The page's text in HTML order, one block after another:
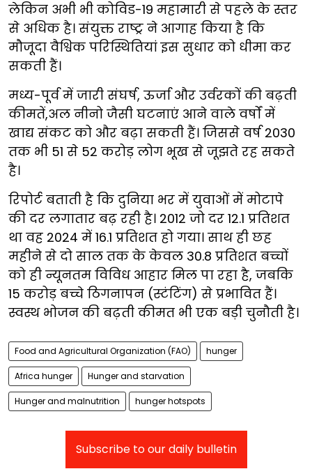
लेकिन अभी भी कोविड-19 महामारी से पहले के स्तर
से अधिक है। संयुक्त राष्ट्र ने आगाह किया है कि
मौजूदा वैश्विक परिस्थितियां इस सुधार को धीमा कर
सकती हैं।
मध्य-पूर्व में जारी संघर्ष, ऊर्जा और उर्वरकों की बढ़ती
कीमतें,अल नीनो जैसी घटनाएं आने वाले वर्षों में
खाद्य संकट को और बढ़ा सकती हैं। जिससे वर्ष 2030
तक भी 51 से 52 करोड़ लोग भूख से जूझते रह सकते
है।
रिपोर्ट बताती है कि दुनिया भर में युवाओं में मोटापे
की दर लगातार बढ़ रही है। 2012 जो दर 12.1 प्रतिशत
था वह 2024 में 16.1 प्रतिशत हो गया। साथ ही छह
महीने से दो साल तक के केवल 30.8 प्रतिशत बच्चों
को ही न्यूनतम विविध आहार मिल पा रहा है, जबकि
15 करोड़ बच्चे ठिगनापन (स्टंटिंग) से प्रभावित हैं।
स्वस्थ भोजन की बढ़ती कीमत भी एक बड़ी चुनौती है।
Food and Agricultural Organization (FAO) hunger
Africa hunger Hunger and starvation
Hunger and malnutrition hunger hotspots
Subscribe to our daily bulletin